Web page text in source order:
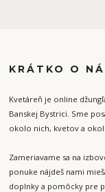
KRÁTKO O
Kvetáreň je online
Banskej Bystrici. Sme
okolo nich, kvetov a
Zameriavame sa na
ponuke nájdeš nami
doplnky a pomôcky pre